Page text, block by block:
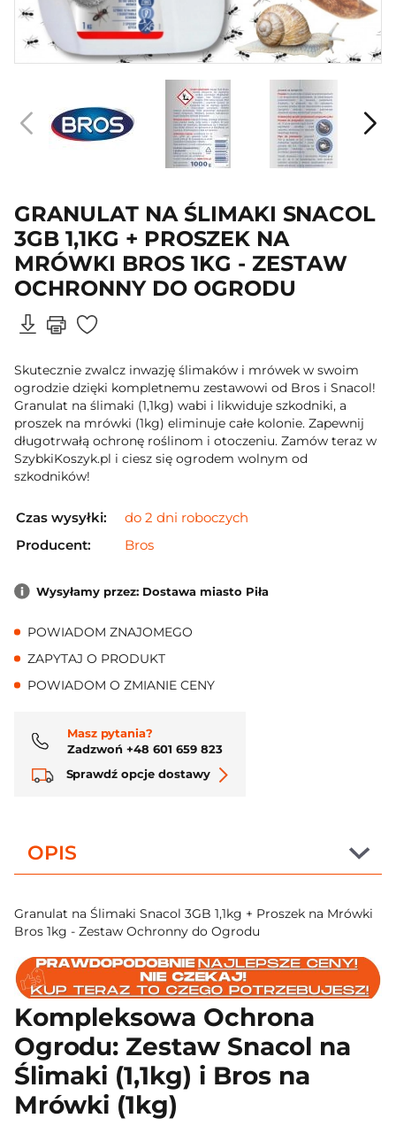
GRANULAT NA ŚLIMAKI SNACOL
3GB 1,1KG + PROSZEK NA
MRÓWKI BROS 1KG - ZESTAW
OCHRONNY DO OGRODU
Skutecznie zwalcz inwazję ślimaków i mrówek w swoim
ogrodzie dzięki kompletnemu zestawowi od Bros i Snacol!
Granulat na ślimaki (1,1kg) wabi i likwiduje szkodniki, a
proszek na mrówki (1kg) eliminuje całe kolonie. Zapewnij
długotrwałą ochronę roślinom i otoczeniu. Zamów teraz w
SzybkiKoszyk.pl i ciesz się ogrodem wolnym od
szkodników!
Czas wysyłki:
do 2 dni roboczych
Producent:
Bros
Wysyłamy przez: Dostawa miasto Piła
POWIADOM ZNAJOMEGO
ZAPYTAJ O PRODUKT
POWIADOM O ZMIANIE CENY
Masz pytania?
Zadzwoń +48 601 659 823
Sprawdź opcje dostawy
OPIS
Granulat na Ślimaki Snacol 3GB 1,1kg + Proszek na Mrówki
Bros 1kg - Zestaw Ochronny do Ogrodu
Kompleksowa Ochrona
Ogrodu: Zestaw Snacol na
Ślimaki (1,1kg) i Bros na
Mrówki (1kg)